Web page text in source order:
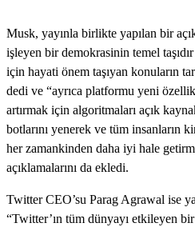
Musk, yayınla birlikte yapılan bir
işleyen bir demokrasinin temel
için hayati önem taşıyan konuların
dedi ve “ayrıca platformu yeni
artırmak için algoritmaları açık
botlarını yenerek ve tüm insanların
her zamankinden daha iyi hale
açıklamalarını da ekledi.
Twitter CEO’su Parag Agrawal ise
“Twitter’ın tüm dünyayı etkileyen